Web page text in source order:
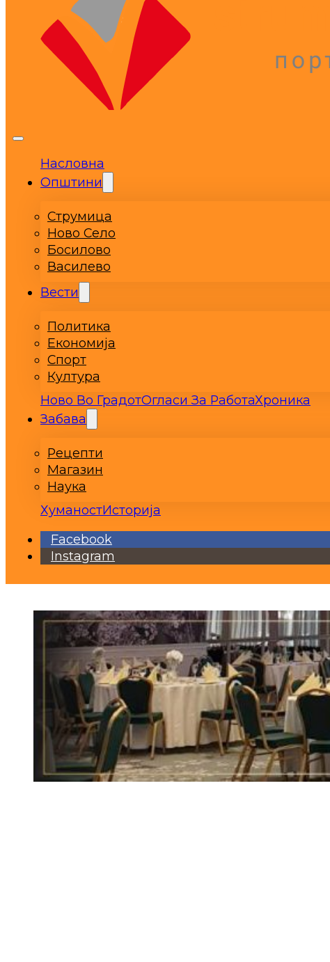
Насловна
Општини
Струмица
Ново Село
Босилово
Василево
Вести
Политика
Економија
Спорт
Култура
Ново Во ГрадотОгласи За РаботаХроника
Забава
Рецепти
Магазин
Наука
ХуманостИсторија
Facebook
Instagram